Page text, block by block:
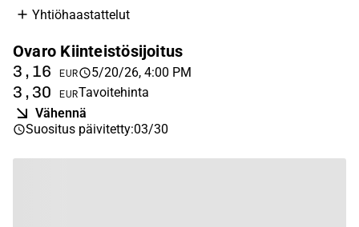
Yhtiöhaastattelut
Ovaro Kiinteistösijoitus
3,16 EUR 5/20/26, 4:00 PM
3,30 EURTavoitehinta
Vähennä
Suositus päivitetty:03/30